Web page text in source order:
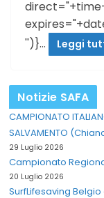
'')}…
Leggi
Notizie SAFA
CAMPIONATO
SALVAMENTO
29 Luglio 2026
Campionato
20 Luglio 2026
SurfLifesaving Belgio